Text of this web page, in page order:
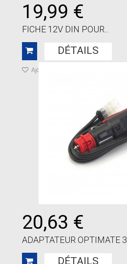
19,99 €
FICHE 12V DIN POUR...
DÉTAILS
Ajouter à ma liste de cadeaux
20,63 €
ADAPTATEUR OPTIMATE 3
DÉTAILS